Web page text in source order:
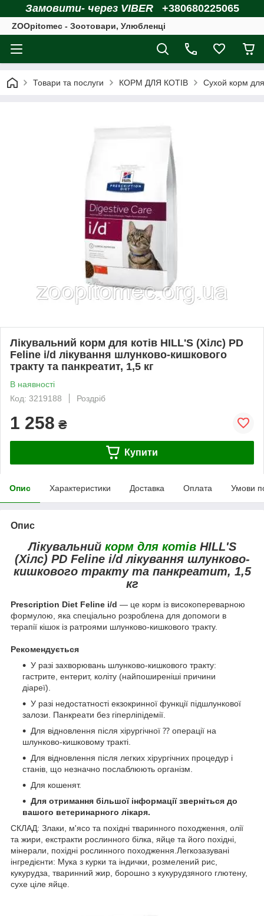
Замовити- через VIBER +380680225065
ZOOpitomec - Зоотовари, Улюбленці
Товари та послуги КОРМ ДЛЯ КОТІВ Сухой корм
Лікувальний корм для котів HILL'S (Хілс) PD
Feline i/d лікування шлунково-кишкового
тракту та панкреатит, 1,5 кг
В наявності
Код: 3219188
Роздріб
1 258 ₴
Купити
Опис Характеристики Доставка Оплата Умови
Опис
Лікувальний корм для котівHILL'S
(Хілс) PD Feline i/d лікування шлунково-
кишкового тракту та панкреатит, 1,5
кг
Prescription Diet Feline i/d — це корм із високопереварною
формулою, яка спеціально розроблена для допомоги в
терапії кішок із ратроями шлунково-кишкового тракту.
Рекомендується
У разі захворювань шлунково-кишкового тракту:
гастрите, ентерит, коліту (найпоширеніші причини
діареї).
У разі недостатності екзокринної функції підшлункової
залози. Панкреати без гіперліпідемії.
Для відновлення після хірургічної ⁇ операції на
шлунково-кишковому тракті.
Для відновлення після легких хірургічних процедур і
станів, що незначно послаблюють організм.
Для кошенят.
Для отримання більшої інформації зверніться до
вашого ветеринарного лікаря.
СКЛАД: Злаки, м'ясо та похідні тваринного походження, олії
та жири, екстракти рослинного білка, яйце та його похідні,
мінерали, похідні рослинного походження.Легкозазувані
інгредієнти: Мука з курки та індички, розмелений рис,
кукурудза, тваринний жир, борошно з кукурудзяного глютену,
сухе ціле яйце.